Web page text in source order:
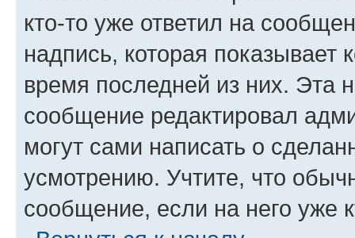
кто-то уже ответил на
надпись, которая показывает
время последней из них. Эта
сообщение редактировал
могут сами написать о
усмотрению. Учтите, что
сообщение, если на него уже